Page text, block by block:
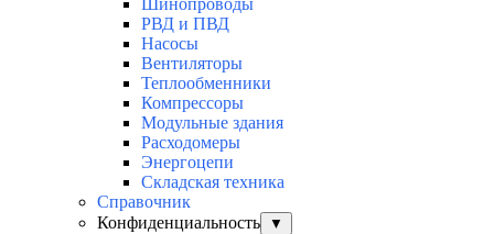
Шинопроводы
РВД и ПВД
Насосы
Вентиляторы
Теплообменники
Компрессоры
Модульные здания
Расходомеры
Энергоцепи
Складская техника
Справочник
Конфиденциальность
▼